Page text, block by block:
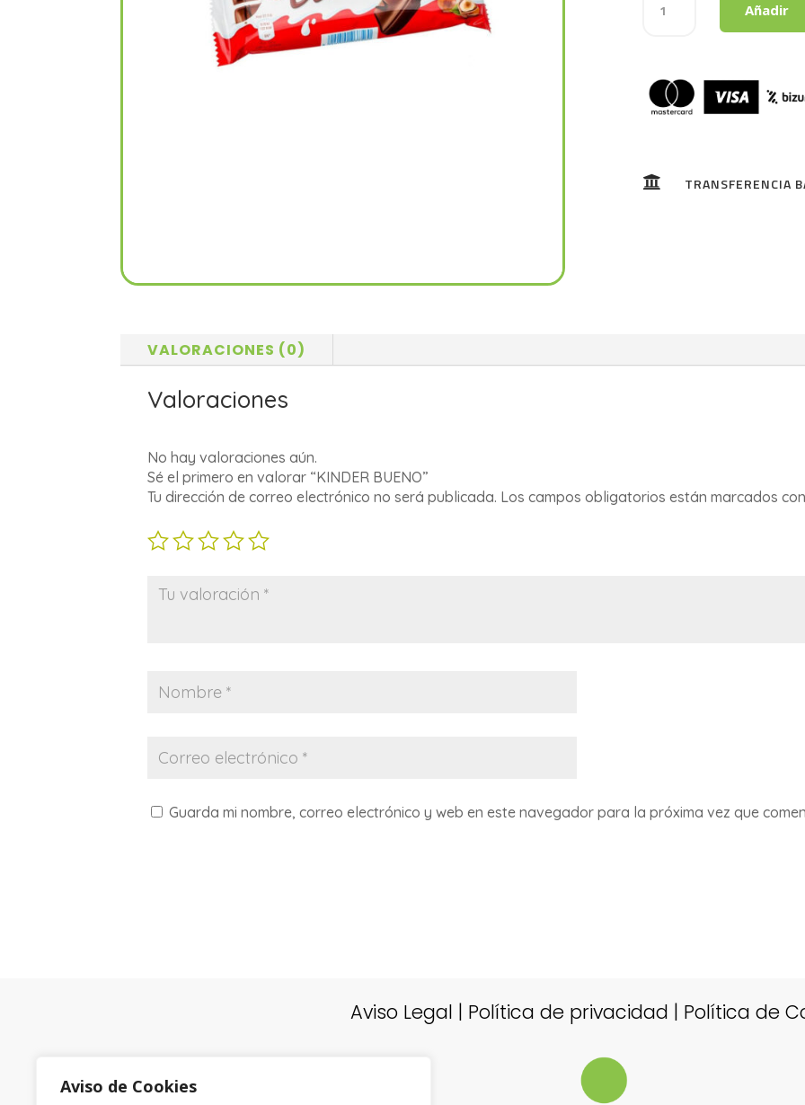
Aviso de Cookies
BUENO
Añadir
 TRANSFERENCIA
VALORACIONES (0)
Valoraciones
No hay valoraciones aún.
Sé el primero en valorar “KINDER BUENO”
Tu dirección de correo electrónico no será publicada. Los campos obligatorios están marcados
Guarda mi nombre, correo electrónico y web en este navegador para la próxima vez que
Aviso Legal | Política de privacidad | Política de